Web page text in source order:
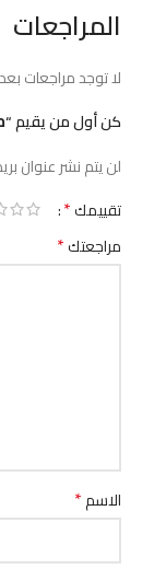
المراجعات
لا توجد مراجعات
كن أول من يقيم
لن يتم نشر عنوان
تقييمك*
مراجعتك*
الاسم*